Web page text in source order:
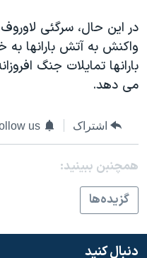
در این حال، سرگئی
واکنش به آتش بارانها به
بارانها تمایلات جنگ
می دهد.
اشتراک us
همچنبن ببینید:
گزيده‌ها
دنبال کنید